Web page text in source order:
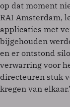
op dat moment
RAI Amsterdam,
applicaties met
bijgehouden
en er ontstond
verwarring voor
directeuren stuk
kregen van